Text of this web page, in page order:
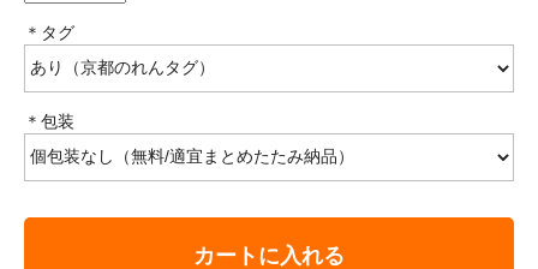
＊タグ
＊包装
カートに入れる